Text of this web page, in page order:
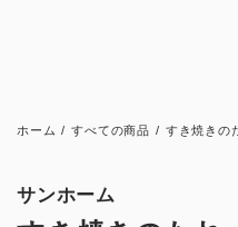
ホーム / すべての商品 / すき焼きの
サンホーム